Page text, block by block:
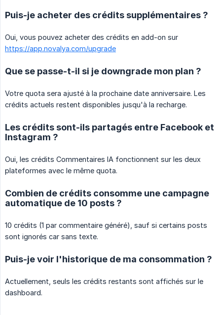
Puis-je acheter des crédits supplémentaires ?
Oui, vous pouvez acheter des crédits en add-on sur
https://app.novalya.com/upgrade
Que se passe-t-il si je downgrade mon plan ?
Votre quota sera ajusté à la prochaine date anniversaire. Les
crédits actuels restent disponibles jusqu'à la recharge.
Les crédits sont-ils partagés entre Facebook et
Instagram ?
Oui, les crédits Commentaires IA fonctionnent sur les deux
plateformes avec le même quota.
Combien de crédits consomme une campagne
automatique de 10 posts ?
10 crédits (1 par commentaire généré), sauf si certains posts
sont ignorés car sans texte.
Puis-je voir l'historique de ma consommation ?
Actuellement, seuls les crédits restants sont affichés sur le
dashboard.